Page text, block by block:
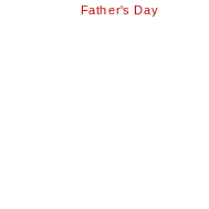
Father's Day